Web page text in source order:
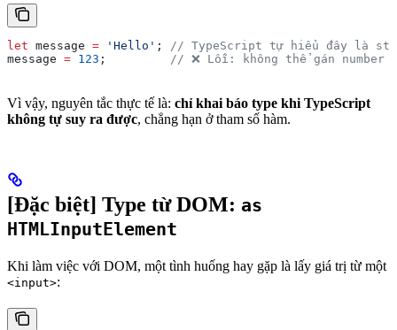
let message = 'Hello' ; // TypeScript tự hiểu đây là
message = 123 ; // ❌ Lỗi: không thể gán number
Vì vậy, nguyên tắc thực tế là: chỉ khai báo type khi TypeScript
không tự suy ra được, chẳng hạn ở tham số hàm.
[Đặc biệt] Type từ DOM: as
HTMLInputElement
Khi làm việc với DOM, một tình huống hay gặp là lấy giá trị từ một
<input>: